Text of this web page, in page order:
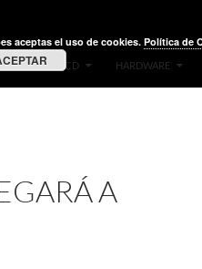
LIVE CD HARDWARE
A
aceptas el uso de cookies.Política de